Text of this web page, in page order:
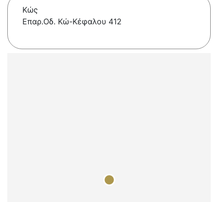
Κώς
Επαρ.Οδ. Κώ-Κέφαλου 412